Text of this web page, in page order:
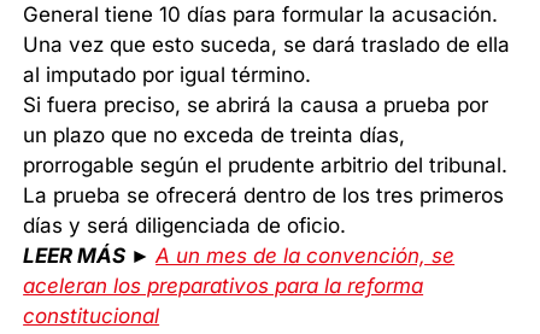
General tiene 10 días para formular la acusación.
Una vez que esto suceda, se dará traslado de ella
al imputado por igual término.
Si fuera preciso, se abrirá la causa a prueba por
un plazo que no exceda de treinta días,
prorrogable según el prudente arbitrio del tribunal.
La prueba se ofrecerá dentro de los tres primeros
días y será diligenciada de oficio.
LEER MÁS ►A un mes de la convención, se
aceleran los preparativos para la reforma
constitucional